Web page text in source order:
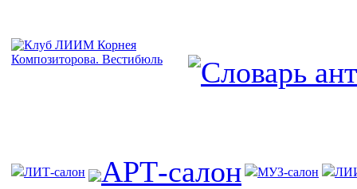
ЛИТ-салон АРТ-салон МУЗ-салон